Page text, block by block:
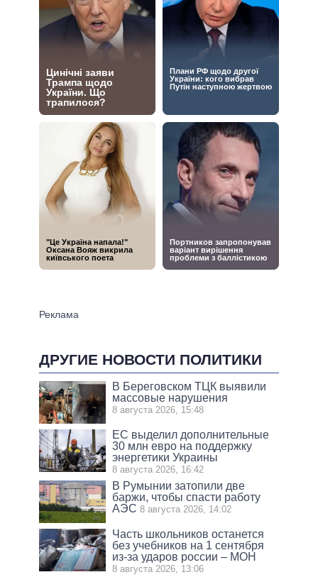
ДРУГИЕ НОВОСТИ ПОЛИТИКИ
В Береговском ТЦК выявили
массовые нарушения
8 августа 2026, 15:48
ЕС выделил дополнительные
30 млн евро на поддержку
энергетики Украины
8 августа 2026, 16:42
В Румынии затопили две
баржи, чтобы спасти работу
АЭС 8 августа 2026, 14:02
Часть школьников останется
без учебников на 1 сентября
из-за ударов россии – МОН
8 августа 2026, 13:06